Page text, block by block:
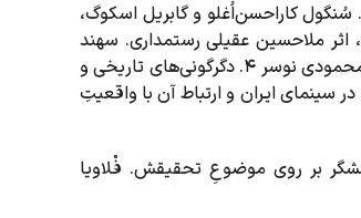
کاراحسن‌اُغلو و گابریل اسکوگ،
اثر ملاحسین عقیلی رستمداری. سهند
سلطاندوست 3. مویه‌های مازندرانی: مسائلِ فرهنگی، ویژگی‌های موسیقایی. میلاد محمودی نوسر 4. دگرگونی‌های تاریخی و
صداقت‌کیش 5. «موسیقیِ کافه‌ای» در سینمای ایران و ارتباط آن با واقعیتِ
بر روی موضوعِ تحقیقش. فْلاویا